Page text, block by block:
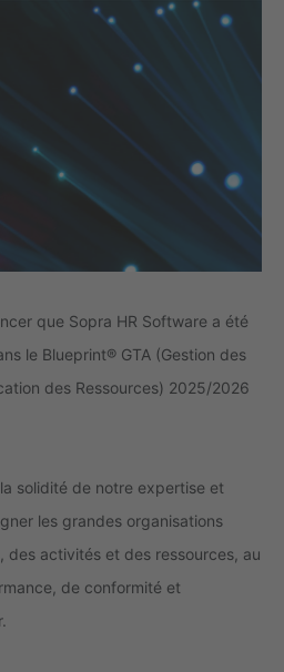
que Sopra HR Software a été
le Blueprint® GTA (Gestion des
des Ressources) 2025/2026
solidité de notre expertise et
les grandes organisations
des activités et des ressources, au
de conformité et